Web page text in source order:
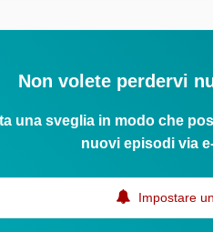
Non volete perdervi
una sveglia in modo che
nuovi episodi via
Impostare